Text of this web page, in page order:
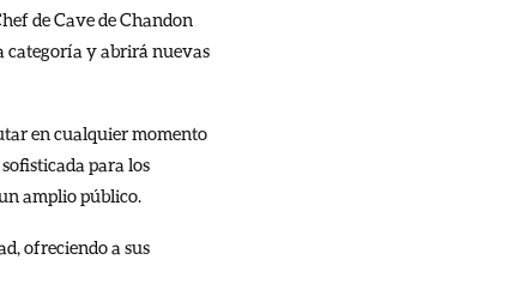
de Cave de Chandon
categoría y abrirá nuevas
en cualquier momento
para los
amplio público.
ofreciendo a sus